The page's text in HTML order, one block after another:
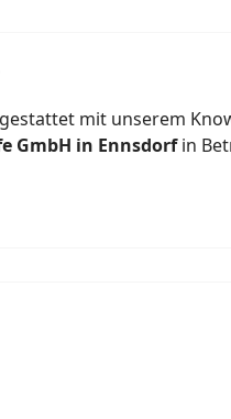
mit unserem
GmbH in Ennsdorfin